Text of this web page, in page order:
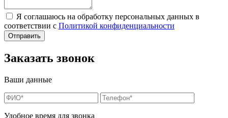
Я соглашаюсь на обработку персональных данных в
соответствии с Политикой конфиденциальности
Заказать звонок
Ваши данные
Удобное время для звонка